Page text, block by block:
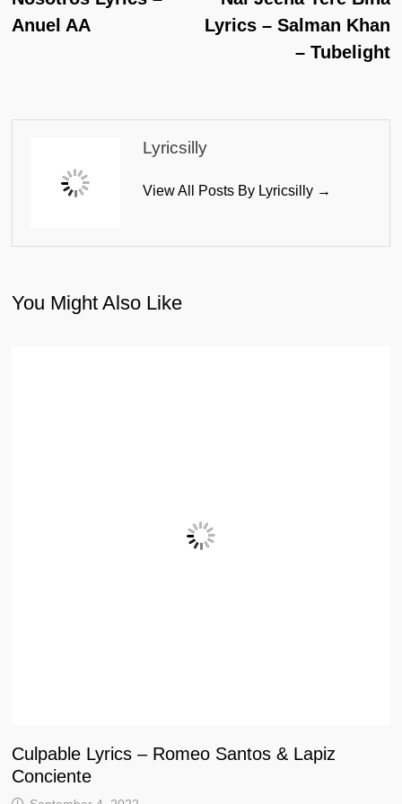
Navigation
Anuel AA
Lyrics – Salman Khan
– Tubelight
Lyricsilly
View All Posts By Lyricsilly →
You Might Also Like
Culpable Lyrics – Romeo Santos & Lapiz
Conciente